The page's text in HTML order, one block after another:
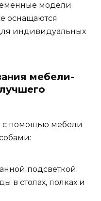
модели
оснащаются
индивидуальных
мебели-
помощью мебели
подсветкой:
в столах, полках и